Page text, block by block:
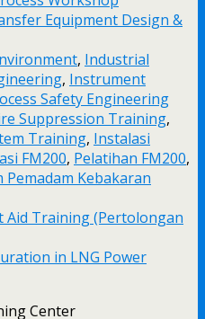
Equipment Design &
, Industrial
, Instrument
Safety Engineering
Suppression Training,
Training, Instalasi
FM200, Pelatihan FM200,
Pemadam Kebakaran
Aid Training (Pertolongan
in LNG Power
Center